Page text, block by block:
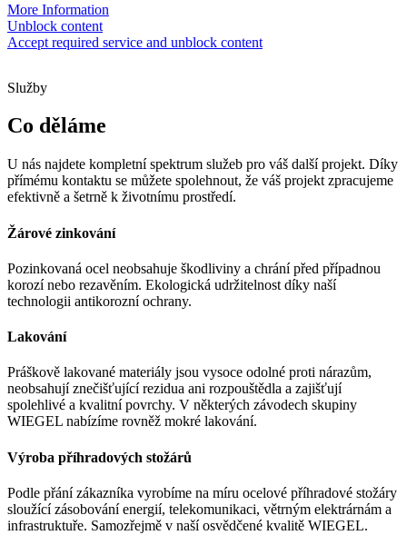
More Information
Unblock content
Accept required service and unblock content
Služby
Co děláme
U nás najdete kompletní spektrum služeb pro váš další projekt. Díky
přímému kontaktu se můžete spolehnout, že váš projekt zpracujeme
efektivně a šetrně k životnímu prostředí.
Žárové zinkování
Pozinkovaná ocel neobsahuje škodliviny a chrání před případnou
korozí nebo rezavěním. Ekologická udržitelnost díky naší
technologii antikorozní ochrany.
Lakování
Práškově lakované materiály jsou vysoce odolné proti nárazům,
neobsahují znečišťující rezidua ani rozpouštědla a zajišťují
spolehlivé a kvalitní povrchy. V některých závodech skupiny
WIEGEL nabízíme rovněž mokré lakování.
Výroba příhradových stožárů
Podle přání zákazníka vyrobíme na míru ocelové příhradové stožáry
sloužící zásobování energií, telekomunikaci, větrným elektrárnám a
infrastruktuře. Samozřejmě v naší osvědčené kvalitě WIEGEL.